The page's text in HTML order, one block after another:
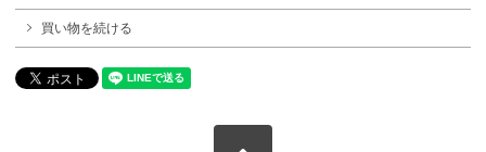
買い物を続ける